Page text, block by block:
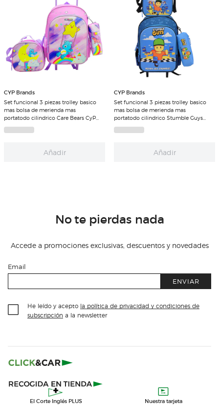
CYP Brands
Set funcional 3 piezas trolley basico
mas bolsa de merienda mas
portatodo cilindrico Care Bears CyP
Brands malva multicolor
Añadir
CYP Brands
Set funcional 3 piezas trolley basico
mas bolsa de merienda mas
portatodo cilindrico Stumble Guys
CyP Brands azul multicolor
Añadir
No te pierdas nada
Accede a promociones exclusivas, descuentos y novedades
Email
ENVIAR
He leído y acepto la política de privacidad y condiciones de
subscripción a la newsletter
El Corte Inglés PLUS Nuestra tarjeta